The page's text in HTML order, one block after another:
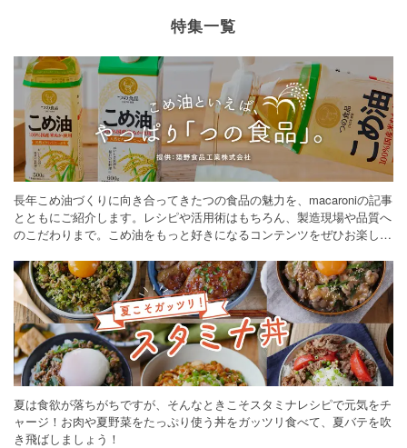
特集一覧
長年こめ油づくりに向き合ってきたつの食品の魅力を、macaroniの記事
とともにご紹介します。レシピや活用術はもちろん、製造現場や品質へ
のこだわりまで。こめ油をもっと好きになるコンテンツをぜひお楽しみ
夏は食欲が落ちがちですが、そんなときこそスタミナレシピで元気をチ
ャージ！お肉や夏野菜をたっぷり使う丼をガッツリ食べて、夏バテを吹
き飛ばしましょう！